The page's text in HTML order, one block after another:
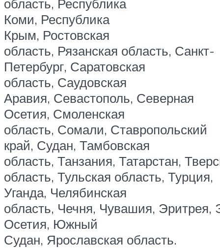
область, Республика
Коми, Республика
Крым, Ростовская
область, Рязанская область, Санкт-
Петербург, Саратовская
область, Саудовская
Аравия, Севастополь, Северная
Осетия, Смоленская
область, Сомали, Ставропольский
край, Судан, Тамбовская
область, Танзания, Татарстан,
область, Тульская область, Турция,
Уганда, Челябинская
область, Чечня, Чувашия,
Осетия, Южный
Судан, Ярославская область.